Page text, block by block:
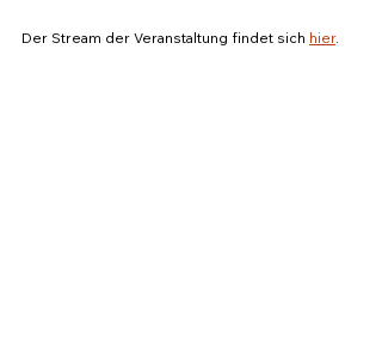
Der Stream der Veranstaltung findet sich hier.